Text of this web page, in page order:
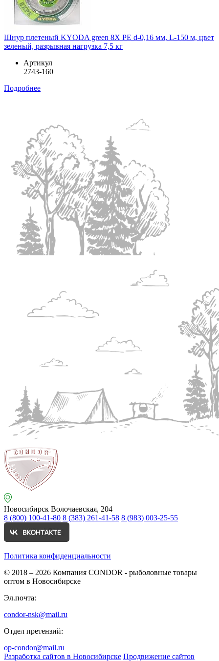
Шнур плетеный KYODA green 8X PE d-0,16 мм, L-150 м, цвет
зеленый, разрывная нагрузка 7,5 кг
Артикул
2743-160
Подробнее
Новосибирск Волочаевская, 204
8 (800) 100-41-80 8 (383) 261-41-58 8 (983) 003-25-55
Политика конфиденциальности
© 2018 – 2026 Компания CONDOR - рыболовные товары
оптом в Новосибирске
Эл.почта:
condor-nsk@mail.ru
Отдел претензий:
op-condor@mail.ru
Разработка сайтов в Новосибирске Продвижение сайтов